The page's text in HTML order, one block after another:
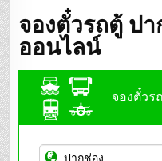
จองตั๋วรถตู้ ป
ออนไลน์
จองตั๋วร